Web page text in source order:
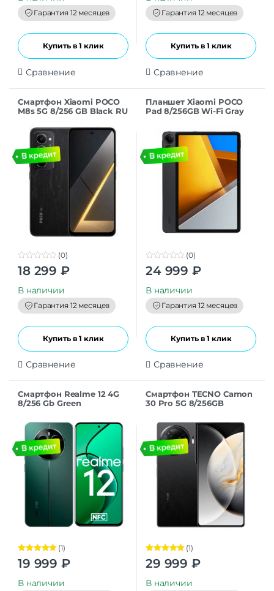
o
f
5
Гарантия 12 месяцев
Купить в 1 клик
Сравнение
o
f
5
Гарантия 12 месяцев
Купить в 1 клик
Сравнение
Смартфон Xiaomi POCO
M8s 5G 8/256 GB Black RU
0
t
o
f
5
(0)
18 299 ₽
В наличии
Гарантия 12 месяцев
Купить в 1 клик
Сравнение
Планшет Xiaomi POCO
Pad 8/256GB Wi-Fi Gray
0
o
t
o
f
5
(0)
24 999 ₽
В наличии
Гарантия 12 месяцев
Купить в 1 клик
Сравнение
Смартфон Realme 12 4G
8/256 Gb Green
Оценка 5.00
из 5
(1)
19 999 ₽
В наличии
Смартфон TECNO Camon
30 Pro 5G 8/256GB
Оценка5.00
из 5
(1)
29 999 ₽
В наличии